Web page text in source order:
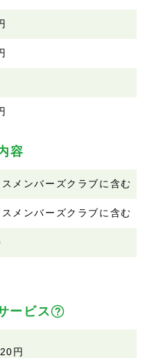
容
メンバーズクラブに含む
メンバーズクラブに含む
ービス
円